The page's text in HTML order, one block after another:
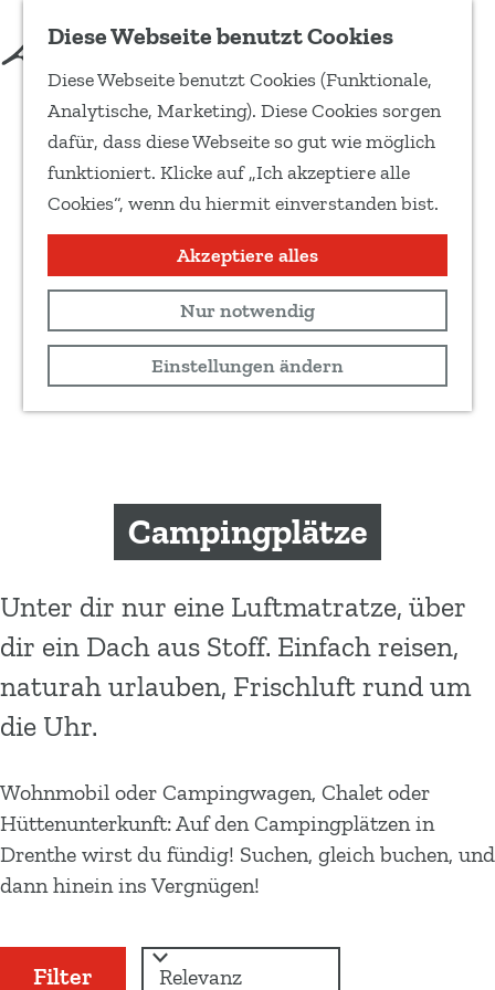
Diese Webseite benutzt Cookies
Diese Webseite benutzt Cookies (Funktionale,
Analytische, Marketing). Diese Cookies sorgen
dafür, dass diese Webseite so gut wie möglich
funktioniert. Klicke auf „Ich akzeptiere alle
Cookies“, wenn du hiermit einverstanden bist.
Akzeptiere alles
Nur notwendig
Einstellungen ändern
a
g
e
Campingplätze
Unter dir nur eine Luftmatratze, über
dir ein Dach aus Stoff. Einfach reisen,
naturah urlauben, Frischluft rund um
die Uhr.
Wohnmobil oder Campingwagen, Chalet oder
Hüttenunterkunft: Auf den Campingplätzen in
Drenthe wirst du fündig! Suchen, gleich buchen, und
dann hinein ins Vergnügen!
W
Filter